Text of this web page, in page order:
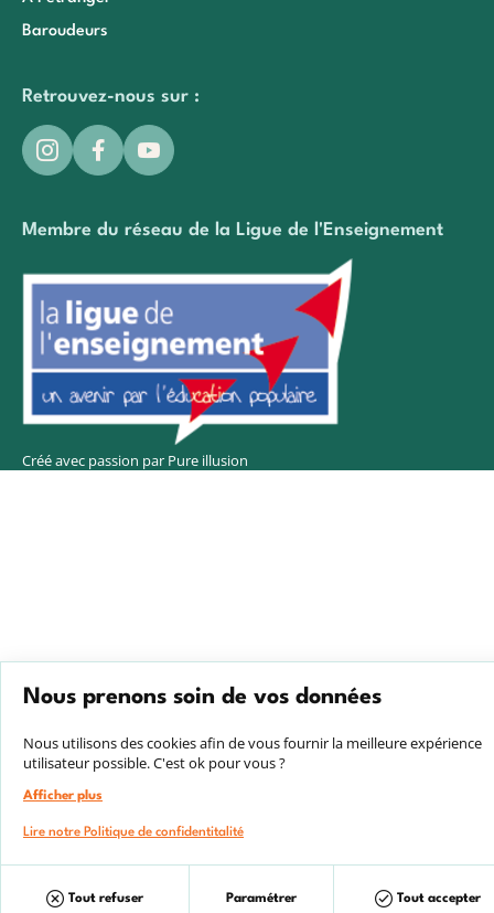
Filtrer
Baroudeurs
Retrouvez-nous sur :
Membre du réseau de la Ligue de l'Enseignement
Créé avec passion par Pure illusion
Nous prenons soin de vos données
Nous utilisons des cookies afin de vous fournir la meilleure expérience
utilisateur possible. C'est ok pour vous ?
Afficher plus
Lire notre Politique de confidentitalité
Tout refuser Paramétrer Tout accepter